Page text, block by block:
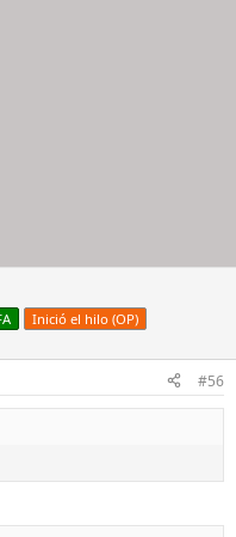
Y no quiero
media 300-500€ que venía
4000€…
vuestra opinión con
Inició el hilo (OP)
#56